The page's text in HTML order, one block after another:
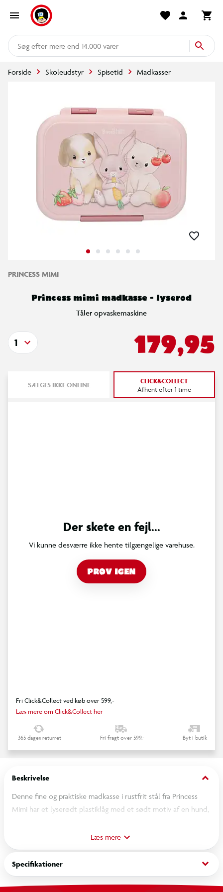
mere end 14.000 varer
Forside Skoleudstyr Spisetid Madkasser
PRINCESS MIMI
Princess mimi madkasse - lyserød
Tåler opvaskemaskine
179,95
1
SÆLGES IKKE ONLINE CLICK&COLLECT
Afhent efter 1 time
Der skete en fejl...
Vi kunne desværre ikke hente tilgængelige varehuse.
PRØV IGEN
Fri Click&Collect ved køb over 599,-
Læs mere om Click&Collect her
365 dages returret Fri fragt over 599,- Byt i butik
Beskrivelse keyboard_arrow_down
Denne fine og praktiske madkasse i rustfrit stål fra Princess
Mimi har et lyserødt plastiklåg med et sødt motiv af en hund,
en aftagelig skillevæg indeni. Madkassen er desuden
fremstillet af brudsikkert, lugtneutralt materiale med en
silikoneforsegling, der forhindrer lækager og holder maden
frisk. Fri for BPA og blødgørere. Tåler opvaskemaskine. Volume:
1 liter; Mål: 17,3 x 13,3 x 6,9 cm.
Læs mere
Specifikationer keyboard_arrow_down